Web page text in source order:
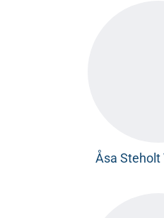
Åsa Steholt